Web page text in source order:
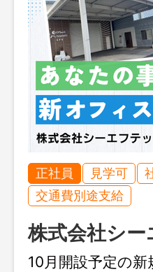
正社員 見学可
交通費別途支給
株式会社シー
10月開設予定の